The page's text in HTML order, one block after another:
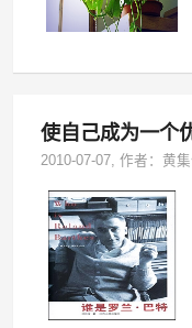
使自己成为一个
2010-07-07, 作者：黄